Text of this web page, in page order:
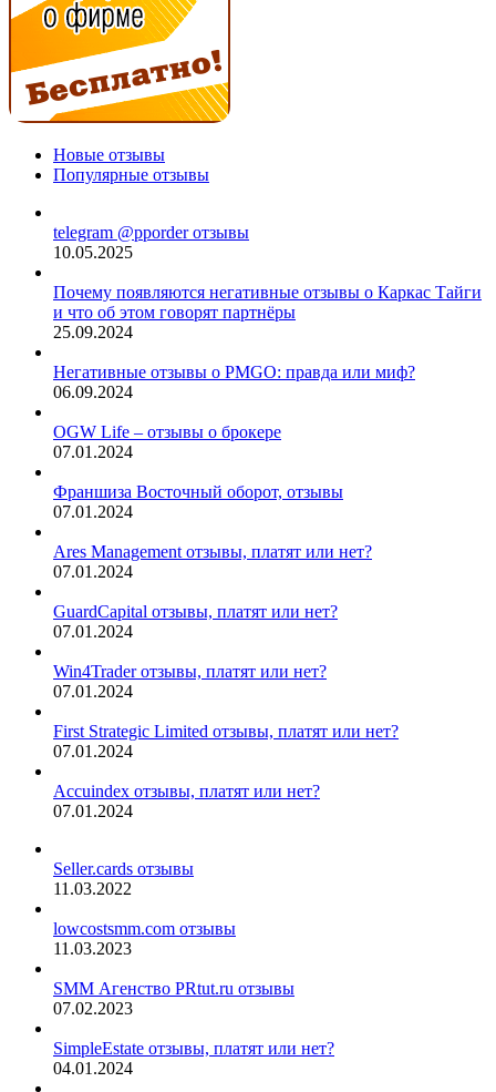
Новые отзывы
Популярные отзывы
telegram @pporder отзывы
10.05.2025
Почему появляются негативные отзывы о Каркас Тайги
и что об этом говорят партнёры
25.09.2024
Негативные отзывы о PMGO: правда или миф?
06.09.2024
OGW Life – отзывы о брокере
07.01.2024
Франшиза Восточный оборот, отзывы
07.01.2024
Ares Management отзывы, платят или нет?
07.01.2024
GuardCapital отзывы, платят или нет?
07.01.2024
Win4Trader отзывы, платят или нет?
07.01.2024
First Strategic Limited отзывы, платят или нет?
07.01.2024
Accuindex отзывы, платят или нет?
07.01.2024
Seller.cards отзывы
11.03.2022
lowcostsmm.com отзывы
11.03.2023
SMM Агенство PRtut.ru отзывы
07.02.2023
SimpleEstate отзывы, платят или нет?
04.01.2024